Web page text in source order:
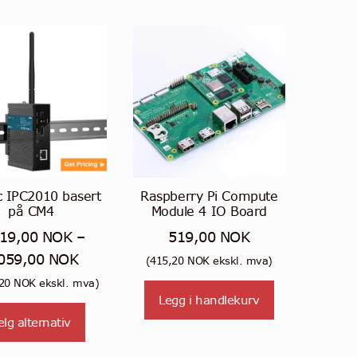
kan
velges
på
produktsiden
IPC2010 basert
på CM4
NOK –
NOKPrisområde:
1.619,00 NOK
til
2.059,00 NOK
NOKekskl. mva)
alternativ
Raspberry Pi Compute
Module 4 IO Board
519,00 NOK
(415,20 NOKekskl. mva)
Legg i handlekurv